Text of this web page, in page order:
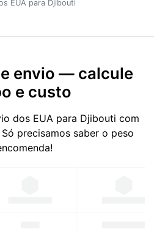
EUA para Djibouti
envio — calcule
e custo
dos EUA para Djibouti com
precisamos saber o peso